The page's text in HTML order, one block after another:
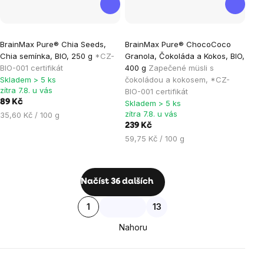
BrainMax Pure® Chia Seeds,
Chia semínka, BIO, 250 g *CZ-
BIO-001 certifikát
hodnocení
produktu
je
4,5
z
5
Skladem > 5 ks
zítra 7.8. u vás
89 Kč
Měrná
35,60 Kč / 100 g
BrainMax Pure® ChocoCoco
Granola, Čokoláda a Kokos, BIO,
400 g Zapečené müsli s
čokoládou a kokosem, *CZ-
BIO-001 certifikát
hodnocení
produktu
je
5,0
z
5
hvězdiček.
Skladem > 5 ks
zítra 7.8. u vás
239 Kč
Měrná
59,75 Kč / 100 g
Ovládací
výpisu
Načíst 36 dalších
Stránkování
1 13
Nahoru